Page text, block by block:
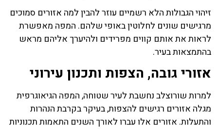
זיהוי הגבולות הלא רשמיים עוזר להבין למה אזורים סמוכים
מרגישים שונים לחלוטין באופי שלהם. המפה מאפשרת
לראות את אותם קווים מפרידים ולהיערך אליהם מראש
בהתמצאות בעיר.
אזורי גובה, הצפות ותכנון עירוני
למרות שורוצלב נחשבת לעיר שטוחה, המפה הגיאוגרפית
מגלה אזורים רגישים להצפות, בעיקר בקרבת הנהרות
והתעלות. אזורים אלו עברו לאורך השנים התאמות תכנוניות